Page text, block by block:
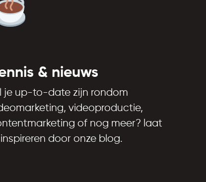
& nieuws
je up-to-date zijn rondom
videoproductie,
of nog meer? laat
door onze blog.